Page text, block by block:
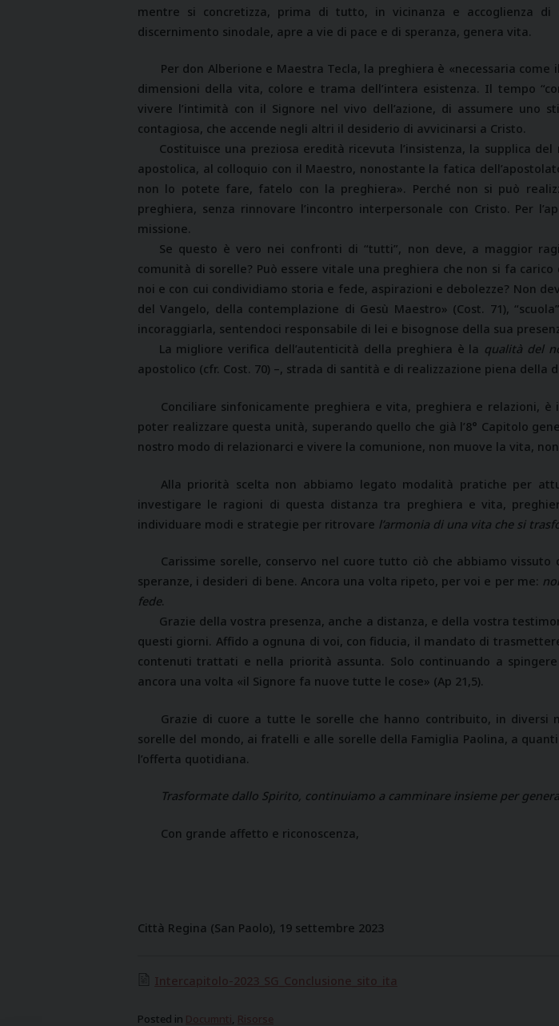
mentre si concretizza, prima di tutto, in vicinanza e accoglienza
discernimento sinodale, apre a vie di pace e di speranza, genera vita.
Per don Alberione e Maestra Tecla, la preghiera è «necessaria
dimensioni della vita, colore e trama dell’intera esistenza. Il tempo
vivere l’intimità con il Signore nel vivo dell’azione, di assumere uno
contagiosa, che accende negli altri il desiderio di avvicinarsi a Cristo.
Costituisce una preziosa eredità ricevuta l’insistenza, la supplica
apostolica, al colloquio con il Maestro, nonostante la fatica
non lo potete fare, fatelo con la preghiera». Perché non si può
preghiera, senza rinnovare l’incontro interpersonale con Cristo. Per
missione.
Se questo è vero nei confronti di “tutti”, non deve, a maggior
comunità di sorelle? Può essere vitale una preghiera che non si fa
noi e con cui condividiamo storia e fede, aspirazioni e debolezze? Non
del Vangelo, della contemplazione di Gesù Maestro» (Cost. 71),
incoraggiarla, sentendoci responsabile di lei e bisognose della sua
La migliore verifica dell’autenticità della preghiera è la qualità del
apostolico (cfr. Cost. 70) –, strada di santità e di realizzazione piena
Conciliare sinfonicamente preghiera e vita, preghiera e relazioni,
poter realizzare questa unità, superando quello che già l’8° Capitolo
nostro modo di relazionarci e vivere la comunione, non muove la vita,
Alla priorità scelta non abbiamo legato modalità pratiche per
investigare le ragioni di questa distanza tra preghiera e vita,
individuare modi e strategie per ritrovare l’armonia di una vita che si
Carissime sorelle, conservo nel cuore tutto ciò che abbiamo
speranze, i desideri di bene. Ancora una volta ripeto, per voi e per me:
fede.
Grazie della vostra presenza, anche a distanza, e della vostra
questi giorni. Affido a ognuna di voi, con fiducia, il mandato di
contenuti trattati e nella priorità assunta. Solo continuando a
ancora una volta «il Signore fa nuove tutte le cose» (Ap 21,5).
Grazie di cuore a tutte le sorelle che hanno contribuito, in
sorelle del mondo, ai fratelli e alle sorelle della Famiglia Paolina, a
l’offerta quotidiana.
Trasformate dallo Spirito, continuiamo a camminare insieme per
Con grande affetto e riconoscenza,
Città Regina (San Paolo), 19 settembre 2023
Intercapitolo-2023_SG_Conclusione_sito_ita
Posted in Documnti, Risorse